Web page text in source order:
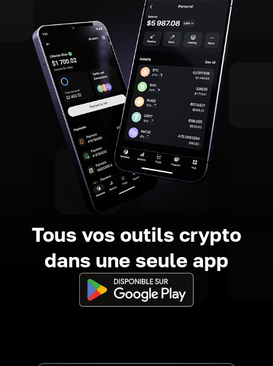
Tous vos outils crypto
dans une seule app